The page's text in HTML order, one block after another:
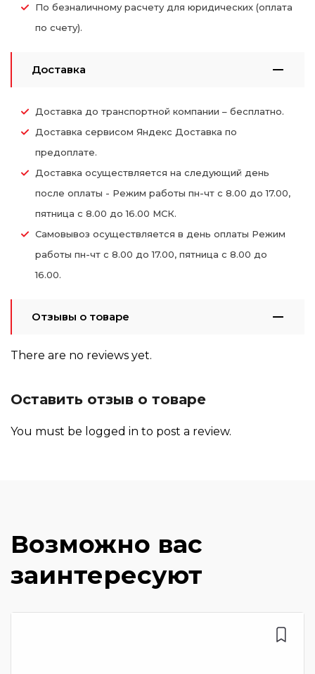
По безналичному расчету для юридических (оплата
по счету).
Доставка
Доставка до транспортной компании – бесплатно.
Доставка сервисом Яндекс Доставка по
предоплате.
Доставка осуществляется на следующий день
после оплаты - Режим работы пн-чт с 8.00 до 17.00,
пятница с 8.00 до 16.00 МСК.
Самовывоз осуществляется в день оплаты Режим
работы пн-чт с 8.00 до 17.00, пятница с 8.00 до
16.00.
Отзывы о товаре
There are no reviews yet.
Оставить отзыв о товаре
You must be logged in to post a review.
Возможно вас
заинтересуют